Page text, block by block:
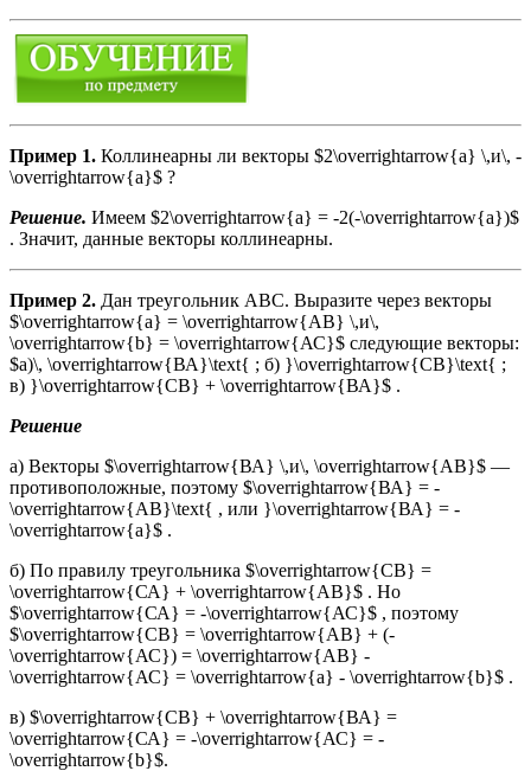
Пример 1. Коллинеарны ли векторы $2\overrightarrow{a} \,и\, -
\overrightarrow{a}$ ?
Решение. Имеем $2\overrightarrow{a} = -2(-\overrightarrow{a})$
. Значит, данные векторы коллинеарны.
Пример 2. Дан треугольник ABC. Выразите через векторы
$\overrightarrow{a} = \overrightarrow{АВ} \,и\,
\overrightarrow{b} = \overrightarrow{АС}$ следующие векторы:
$а)\, \overrightarrow{ВА}\text{ ; б) }\overrightarrow{СВ}\text{ ;
в) }\overrightarrow{СВ} + \overrightarrow{ВА}$ .
Решение
а) Векторы $\overrightarrow{ВА} \,и\, \overrightarrow{АВ}$ —
противоположные, поэтому $\overrightarrow{ВА} = -
\overrightarrow{АВ}\text{ , или }\overrightarrow{ВА} = -
\overrightarrow{a}$ .
б) По правилу треугольника $\overrightarrow{СВ} =
\overrightarrow{СА} + \overrightarrow{АВ}$ . Но
$\overrightarrow{СА} = -\overrightarrow{АС}$ , поэтому
$\overrightarrow{СВ} = \overrightarrow{АВ} + (-
\overrightarrow{АС}) = \overrightarrow{АВ} -
\overrightarrow{АС} = \overrightarrow{a} - \overrightarrow{b}$ .
в) $\overrightarrow{СВ} + \overrightarrow{ВА} =
\overrightarrow{СА} = -\overrightarrow{АС} = -
\overrightarrow{b}$.